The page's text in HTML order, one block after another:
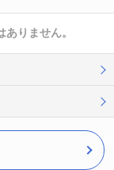
りません。